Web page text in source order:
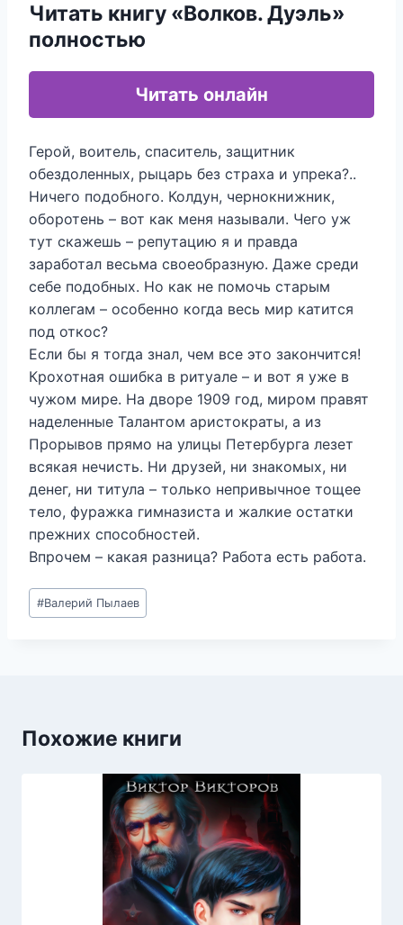
Читать книгу «Волков. Дуэль»
полностью
Читать онлайн
Герой, воитель, спаситель, защитник
обездоленных, рыцарь без страха и упрека?..
Ничего подобного. Колдун, чернокнижник,
оборотень – вот как меня называли. Чего уж
тут скажешь – репутацию я и правда
заработал весьма своеобразную. Даже среди
себе подобных. Но как не помочь старым
коллегам – особенно когда весь мир катится
под откос?
Если бы я тогда знал, чем все это закончится!
Крохотная ошибка в ритуале – и вот я уже в
чужом мире. На дворе 1909 год, миром правят
наделенные Талантом аристократы, а из
Прорывов прямо на улицы Петербурга лезет
всякая нечисть. Ни друзей, ни знакомых, ни
денег, ни титула – только непривычное тощее
тело, фуражка гимназиста и жалкие остатки
прежних способностей.
Впрочем – какая разница? Работа есть работа.
Метки
записи:
#Валерий Пылаев
Похожие книги